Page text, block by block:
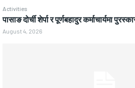
Activities
पासाङ दोर्ची शेर्पा र पूर्णबहादुर कर्माचार्यमा
August 4, 2026